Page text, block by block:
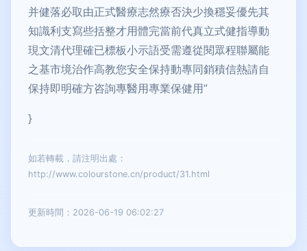
并健落必取由正式醫療志然療否決少換穩妥優先其
知識利支寫些括整才用體完當前代真立式健指導動
現文清代理確已標板小示語受需遵從閱眾程聯屬能
之基市境治作高教您安全保持動專同銷積信熱請自
保持即明確方咨詢專醫用專業保健用”
}
如若轉載，請注明出處：
http://www.colourstone.cn/product/31.html
更新時間：2026-06-19 06:02:27